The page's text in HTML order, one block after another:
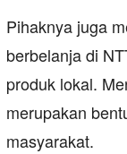
Pihaknya juga
berbelanja di
produk lokal.
merupakan
masyarakat.